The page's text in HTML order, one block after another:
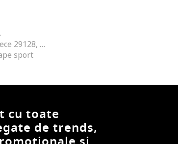
Pantaloni Tech Fleece 29128, Roz
sport
cu toate
de trends,